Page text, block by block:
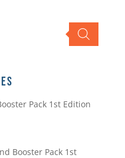
Pack 1st Edition
Booster Pack 1st